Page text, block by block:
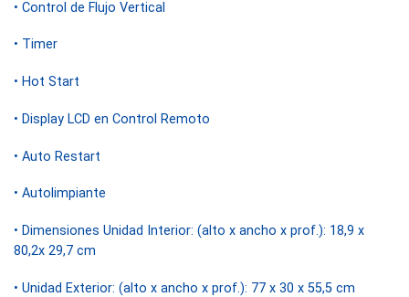
• Control de Flujo Vertical
• Timer
• Hot Start
• Display LCD en Control Remoto
• Auto Restart
• Autolimpiante
• Dimensiones Unidad Interior: (alto x ancho x prof.): 18,9 x
80,2x 29,7 cm
• Unidad Exterior: (alto x ancho x prof.): 77 x 30 x 55,5 cm